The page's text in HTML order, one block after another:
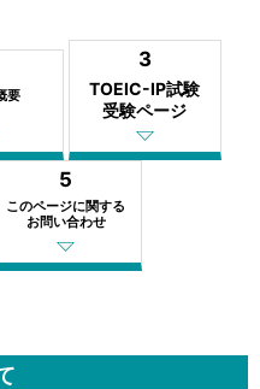
要
3
TOEIC-IP試験
受験ページ
5
このページに関する
お問い合わせ